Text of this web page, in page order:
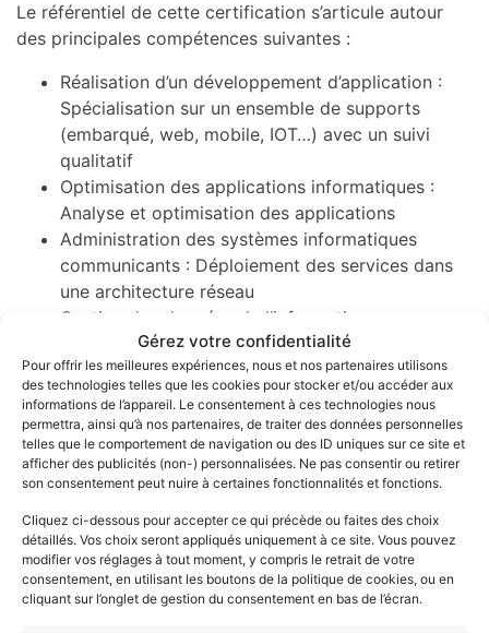
Gérez votre confidentialité
Pour offrir les meilleures expériences, nous et nos partenaires utilisons
des technologies telles que les cookies pour stocker et/ou accéder aux
informations de l’appareil. Le consentement à ces technologies nous
permettra, ainsi qu’à nos partenaires, de traiter des données personnelles
telles que le comportement de navigation ou des ID uniques sur ce site et
afficher des publicités (non-) personnalisées. Ne pas consentir ou retirer
son consentement peut nuire à certaines fonctionnalités et fonctions.
Cliquez ci-dessous pour accepter ce qui précède ou faites des choix
détaillés. Vos choix seront appliqués uniquement à ce site. Vous pouvez
modifier vos réglages à tout moment, y compris le retrait de votre
consentement, en utilisant les boutons de la politique de cookies, ou en
cliquant sur l’onglet de gestion du consentement en bas de l’écran.
Le référentiel de cette certification s’articule autour
des principales compétences suivantes :
Réalisation d’un développement d’application :
Spécialisation sur un ensemble de supports
(embarqué, web, mobile, IOT…) avec un suivi
qualitatif
Optimisation des applications informatiques :
Analyse et optimisation des applications
Administration des systèmes informatiques
communicants : Déploiement des services dans
une architecture réseau
Gestion des données de l’information :
Optimisation d’une base de données, interaction
avec une application et mise en œuvre de la
sécurité
Conduite d’un projet : Application d’une démarche
de suivi de projet en fonction des besoins
métiers des clients et des utilisateurs
Management d’une équipe informatique
Plusieurs parcours existent pour ce BUT :